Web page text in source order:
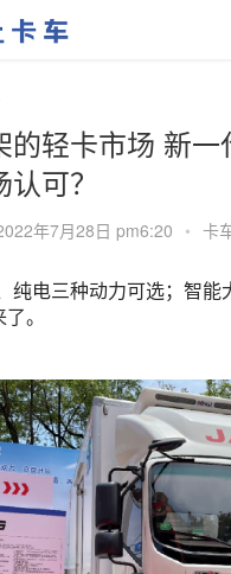
的轻卡市场 新
可？
年7月28日 pm6:20 • 卡
纯电三种动力可选；智能
。